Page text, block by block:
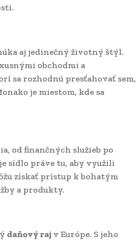
aj jedinečný životný štýl.
obchodmi a
sa rozhodnú presťahovať sem,
je miestom, kde sa
od finančných služieb po
sídlo práve tu, aby využili
získať prístup k bohatým
a produkty.
daňový raj v Európe. S jeho